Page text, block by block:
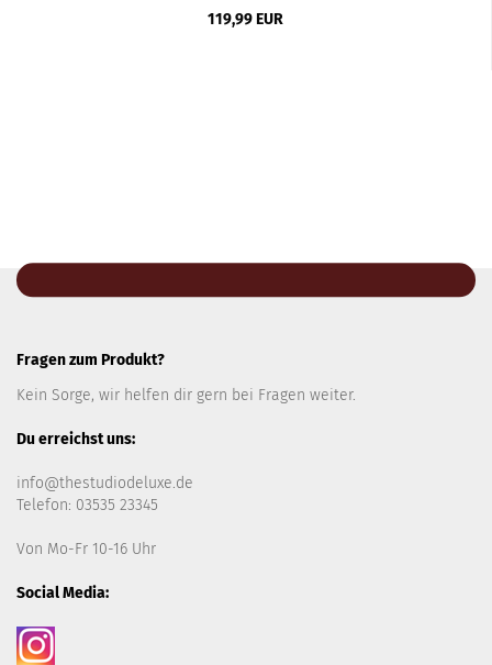
119,99 EUR
Fragen zum Produkt?
Kein Sorge, wir helfen dir gern bei Fragen weiter.
Du erreichst uns:
info@thestudiodeluxe.de
Telefon: 03535 23345
Von Mo-Fr 10-16 Uhr
Social Media: